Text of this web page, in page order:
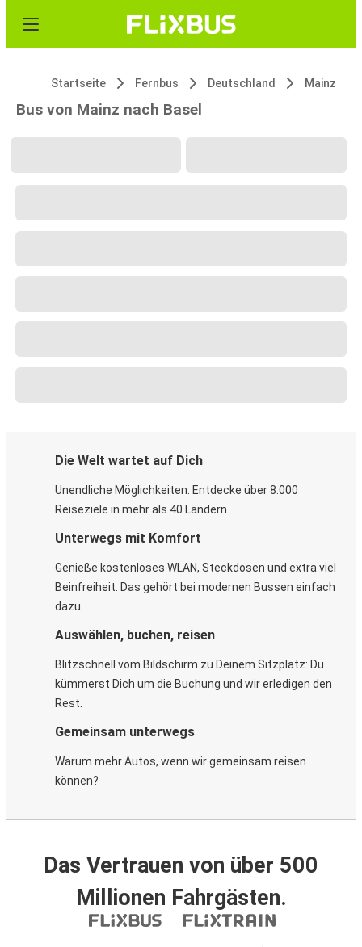
Startseite Fernbus Deutschland Mainz
Bus von Mainz nach Basel
Die Welt wartet auf Dich
Unendliche Möglichkeiten: Entdecke über 8.000
Reiseziele in mehr als 40 Ländern.
Unterwegs mit Komfort
Genieße kostenloses WLAN, Steckdosen und extra viel
Beinfreiheit. Das gehört bei modernen Bussen einfach
dazu.
Auswählen, buchen, reisen
Blitzschnell vom Bildschirm zu Deinem Sitzplatz: Du
kümmerst Dich um die Buchung und wir erledigen den
Rest.
Gemeinsam unterwegs
Warum mehr Autos, wenn wir gemeinsam reisen
können?
Das Vertrauen von über 500
Millionen Fahrgästen.